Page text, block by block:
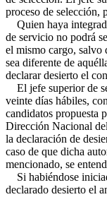
proceso de selección,
Quien haya
de servicio no podrá
el mismo cargo, salvo
sea diferente de
declarar desierto el
El jefe superior de
veinte días hábiles,
candidatos propuesta
Dirección Nacional
la declaración de
caso de que dicha
mencionado, se
Si habiéndose
declarado desierto el